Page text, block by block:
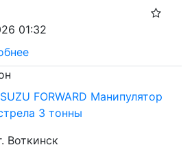
01:32
FORWARD Манипулятор
3 тонны
Воткинск